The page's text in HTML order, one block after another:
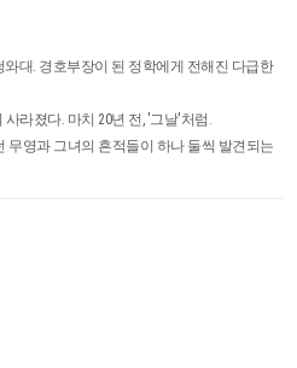
대. 경호부장이 된 정학에게 전해진 다급한
라졌다. 마치 20년 전, '그날'처럼.
무영과 그녀의 흔적들이 하나 둘씩 발견되는